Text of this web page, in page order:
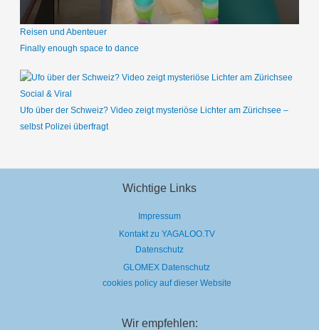
Reisen und Abenteuer
Finally enough space to dance
Social & Viral
Ufo über der Schweiz? Video zeigt mysteriöse Lichter am Zürichsee –
selbst Polizei überfragt
Wichtige Links
Impressum
Kontakt zu YAGALOO.TV
Datenschutz
GLOMEX Datenschutz
cookies policy auf dieser Website
Wir empfehlen: